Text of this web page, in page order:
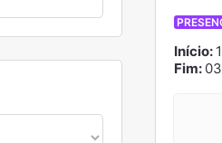
Início:
Fim: